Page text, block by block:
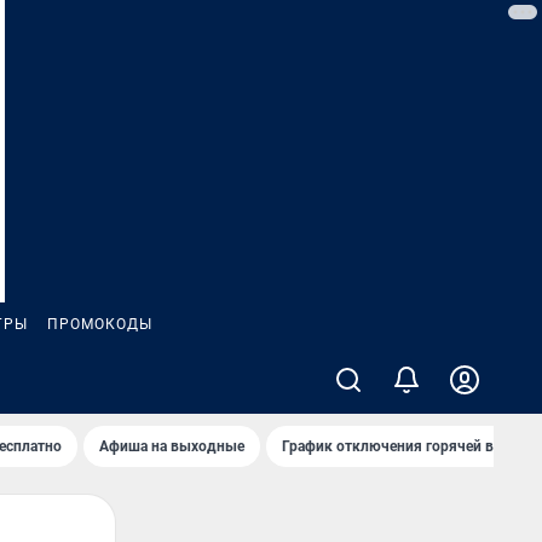
ПРОМОКОДЫ
Афиша на выходные График отключения горячей воды в